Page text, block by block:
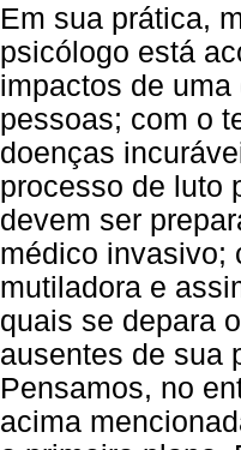
Em sua prática,
psicólogo está
impactos de
pessoas; com o
doenças
processo de luto
devem ser
médico invasivo;
mutiladora e
quais se depara
ausentes de sua
Pensamos, no
acima